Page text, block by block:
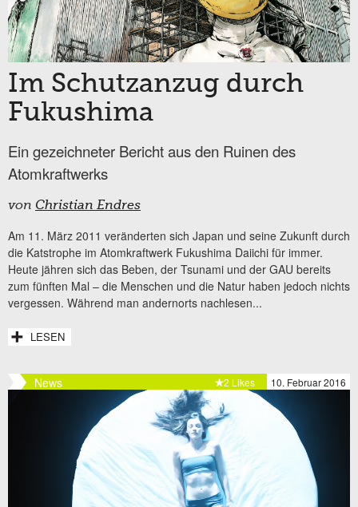
Im Schutzanzug durch
Fukushima
Ein gezeichneter Bericht aus den Ruinen des
Atomkraftwerks
von Christian Endres
Am 11. März 2011 veränderten sich Japan und seine Zukunft durch
die Katstrophe im Atomkraftwerk Fukushima Daiichi für immer.
Heute jähren sich das Beben, der Tsunami und der GAU bereits
zum fünften Mal – die Menschen und die Natur haben jedoch nichts
vergessen. Während man andernorts nachlesen...
LESEN
News 10. Februar 2016
2 Likes